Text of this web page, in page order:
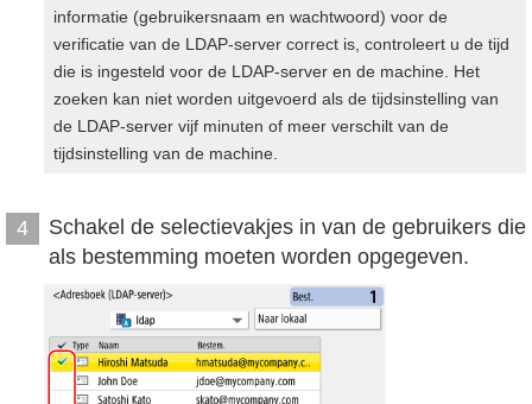
informatie (gebruikersnaam en wachtwoord) voor de
verificatie van de LDAP-server correct is, controleert u de tijd
die is ingesteld voor de LDAP-server en de machine. Het
zoeken kan niet worden uitgevoerd als de tijdsinstelling van
de LDAP-server vijf minuten of meer verschilt van de
tijdsinstelling van de machine.
4
Schakel de selectievakjes in van de gebruikers die
als bestemming moeten worden opgegeven.